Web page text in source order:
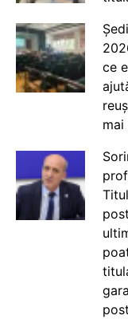
ce
mai
post